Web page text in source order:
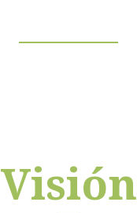
Visión